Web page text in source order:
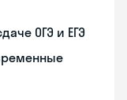
ОГЭ и ЕГЭ